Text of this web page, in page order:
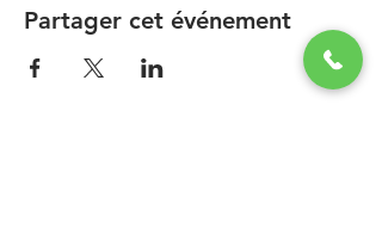
Partager cet événement